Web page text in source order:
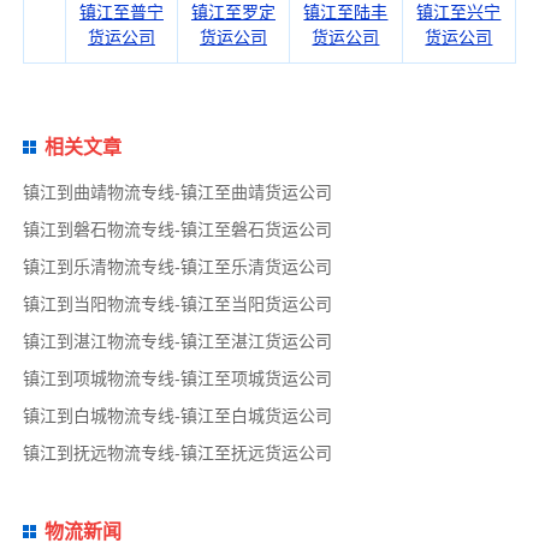
镇江至普宁
货运公司
镇江至罗定
货运公司
镇江至陆丰
货运公司
镇江至兴宁
货运公司
相关文章
镇江到曲靖物流专线-镇江至曲靖货运公司
镇江到磐石物流专线-镇江至磐石货运公司
镇江到乐清物流专线-镇江至乐清货运公司
镇江到当阳物流专线-镇江至当阳货运公司
镇江到湛江物流专线-镇江至湛江货运公司
镇江到项城物流专线-镇江至项城货运公司
镇江到白城物流专线-镇江至白城货运公司
镇江到抚远物流专线-镇江至抚远货运公司
物流新闻